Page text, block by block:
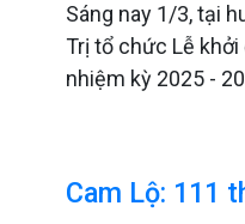
Sáng nay 1/3, tại
Trị tổ chức Lễ
nhiệm kỳ 2025 -
Cam Lộ: 111